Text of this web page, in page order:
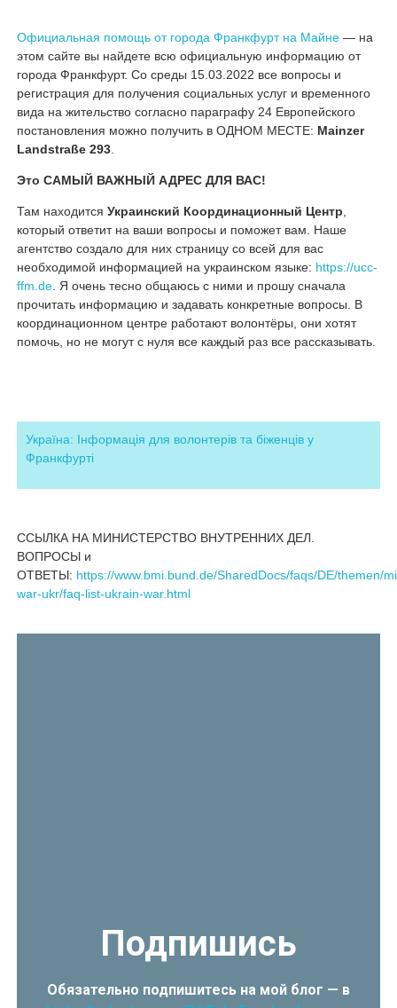
Официальная помощь от города Франкфурт на Майне— на
этом сайте вы найдете всю официальную информацию от
города Франкфурт. Со среды 15.03.2022 все вопросы и
регистрация для получения социальных услуг и временного
вида на жительство согласно параграфу 24 Европейского
постановления можно получить в ОДНОМ МЕСТЕ: Mainzer
Landstraße 293.
Это САМЫЙ ВАЖНЫЙ АДРЕС ДЛЯ ВАС!
Там находится Украинский Координационный Центр
который ответит на ваши вопросы и поможет вам. Наше
агентство создало для них страницу со всей для вас
необходимой информацией на украинском языке: https://ucc-
ffm.de. Я очень тесно общаюсь с ними и прошу сначала
прочитать информацию и задавать конкретные вопросы. В
координационном центре работают волонтёры, они хотят
помочь, но не могут с нуля все каждый раз все рассказывать.
Україна: Інформація для волонтерів та біженців у
Франкфурті
ССЫЛКА НА МИНИСТЕРСТВО ВНУТРЕННИХ ДЕЛ.
ВОПРОСЫ и
ОТВЕТЫ: https://www.bmi.bund.de/SharedDocs/faqs/DE/themen/
war-ukr/faq-list-ukrain-war.html
Подпишись
Обязательно подпишитесь на мой блог — в